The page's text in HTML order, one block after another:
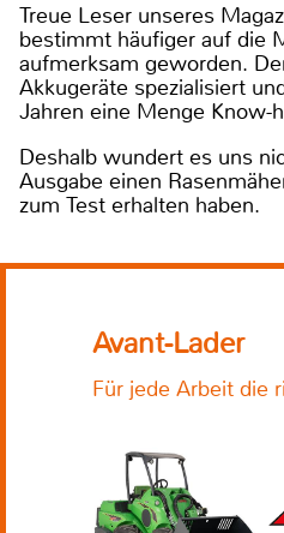
Treue Leser unseres
bestimmt häufiger auf die
aufmerksam geworden.
Akkugeräte spezialisiert
Jahren eine Menge Know-
Deshalb wundert es uns
Ausgabe einen
zum Test erhalten haben.
Avant-Lader
Für jede Arbeit die